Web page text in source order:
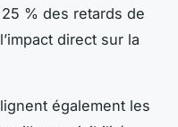
% des retards de
direct sur la
également les